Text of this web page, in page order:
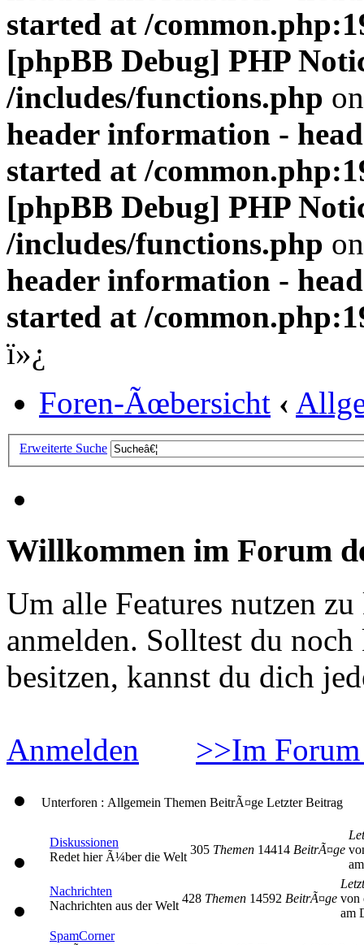
started at /
[phpBB Debug] PHP
/includes/functions.php
header information -
started at /
[phpBB Debug] PHP
/includes/functions.php
header information -
started at /
ï»¿
Foren-Ãœbersicht ‹
Erweiterte Suche
Willkommen im Forum
Um alle Features nutzen
anmelden. Solltest du
besitzen, kannst du dich
Anmelden >>Im
Unterforen : Allgemein Themen BeitrÃ¤ge Letzter Beitrag
Diskussionen
Redet hier Ã¼ber die Welt
305 Themen 14414 BeitrÃ¤ge
Nachrichten
Nachrichten aus der Welt
428 Themen 14592 BeitrÃ¤ge von
am
SpamCorner